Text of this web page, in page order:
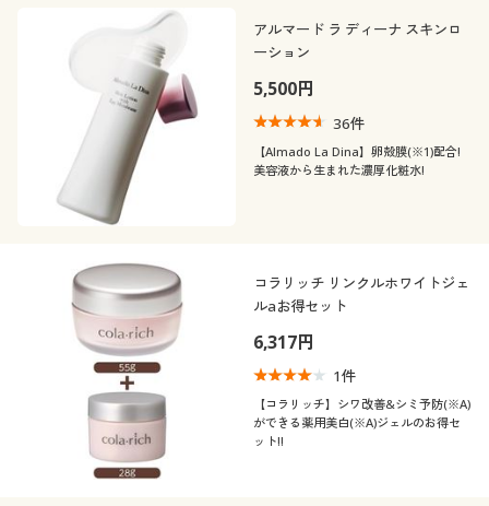
アルマード ラ ディーナ スキンロ
ーション
5,500円
36件
【Almado La Dina】卵殻膜(※1)配合!
美容液から生まれた濃厚化粧水!
コラリッチ リンクルホワイトジェ
ルaお得セット
6,317円
1件
【コラリッチ】シワ改善&シミ予防(※A)
ができる薬用美白(※A)ジェルのお得セ
ット!!